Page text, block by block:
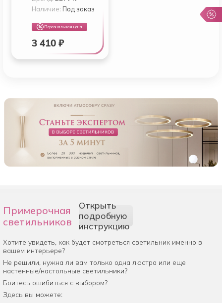
Наличие: Под заказ
Персональная цена
3 410 ₽
Примерочная
светильников
Открыть
подробную
инструкцию
Хотите увидеть, как будет смотреться светильник именно в
вашем интерьере?
Не решили, нужна ли вам только одна люстра или еще
настенные/настольные светильники?
Боитесь ошибиться с выбором?
Здесь вы можете: